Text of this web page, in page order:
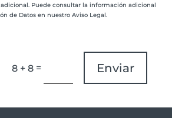
Puede consultar la información adicional
de Datos en nuestro Aviso Legal.
8 + 8= Enviar